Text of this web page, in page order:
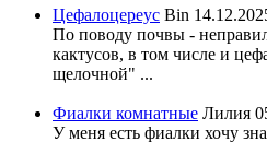
Цефалоцереус Bin
По поводу почвы -
кактусов, в том числе и
щелочной" ...
Фиалки комнатные Лилия
У меня есть фиалки хочу